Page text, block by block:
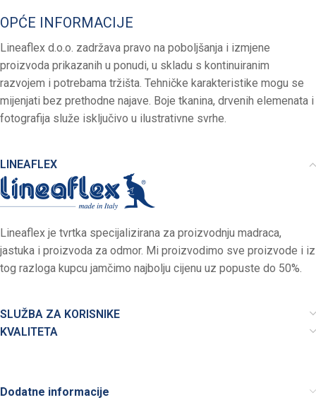
OPĆE INFORMACIJE
Lineaflex d.o.o. zadržava pravo na poboljšanja i izmjene
proizvoda prikazanih u ponudi, u skladu s kontinuiranim
razvojem i potrebama tržišta. Tehničke karakteristike mogu se
mijenjati bez prethodne najave. Boje tkanina, drvenih elemenata i
fotografija služe isključivo u ilustrativne svrhe.
LINEAFLEX
Lineaflex je tvrtka specijalizirana za proizvodnju madraca,
jastuka i proizvoda za odmor. Mi proizvodimo sve proizvode i iz
tog razloga kupcu jamčimo najbolju cijenu uz popuste do 50%.
SLUŽBA ZA KORISNIKE
KVALITETA
Dodatne informacije